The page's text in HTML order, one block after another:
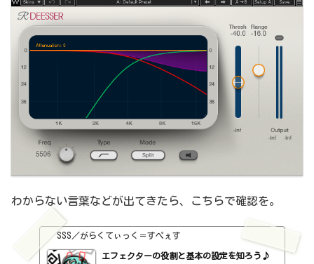
わからない言葉などが出てきたら、こちらで確認を。
SSS／がらくてぃっく＝すぺぇす
エフェクターの役割と基本の設定を知ろう♪